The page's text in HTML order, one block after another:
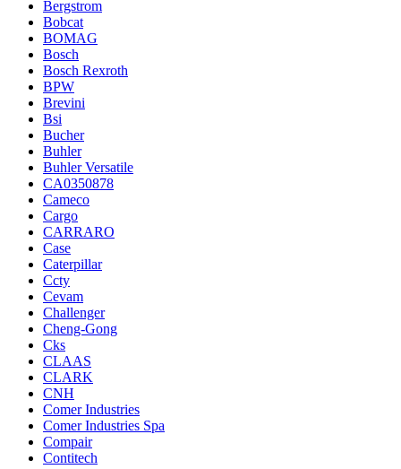
Bergstrom
Bobcat
BOMAG
Bosch
Bosch Rexroth
BPW
Brevini
Bsi
Bucher
Buhler
Buhler Versatile
CA0350878
Cameco
Cargo
CARRARO
Case
Caterpillar
Ccty
Cevam
Challenger
Cheng-Gong
Cks
CLAAS
CLARK
CNH
Comer Industries
Comer Industries Spa
Compair
Contitech